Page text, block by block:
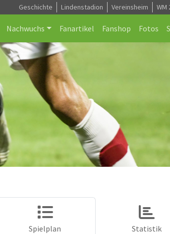
Geschichte Lindenstadion Vereinsheim WM
Nachwuchs Fanartikel Fanshop Fotos
Spielplan Statistik